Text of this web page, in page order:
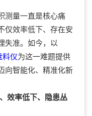
量一直是核心痛
仅效率低下、存在安
失准。如今，以
料仪为这一难题提供
向智能化、精准化新
效率低下、隐患丛